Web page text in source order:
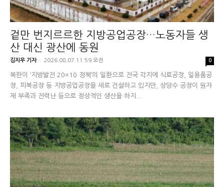
겉만 번지르르한 지방공업공장…노동자들 생
산 대신 광산에 동원
김지우 기자 - 2026.08.07 11:59 오전 0
북한이 ‘지방발전 20×10 정책’의 일환으로 전국 각지에 식료공장, 일용품공
장, 피복공장 등 지방공업공장을 새로 건설하고 있지만, 상당수 공장이 원자
재 부족과 전력난 등으로 정상적인 생산을 하지...